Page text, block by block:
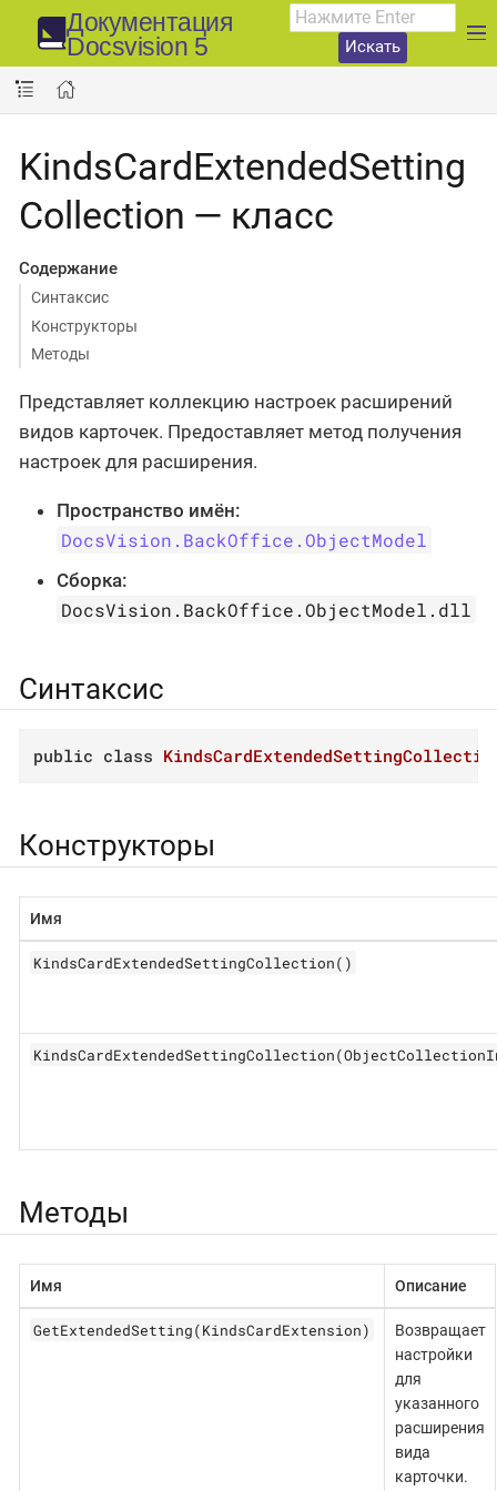
Документация
Docsvision 5
Искать
KindsCardExtendedSetting
Collection — класс
Содержание
Синтаксис
Конструкторы
Методы
Представляет коллекцию настроек расширений
видов карточек. Предоставляет метод получения
настроек для расширения.
Пространство имён:
DocsVision.BackOffice.ObjectModel
Сборка:
DocsVision.BackOffice.ObjectModel.dll
Синтаксис
public class
Конструкторы
Имя
KindsCardExtendedSettingCollection()
Методы
Имя Описание
GetExtendedSetting(KindsCardExtension)
Возвращает
настройки
для
указанного
расширения
вида
карточки.